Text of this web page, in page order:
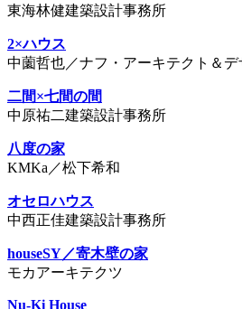
東海林健建築設計事務所
2×ハウス
中薗哲也／ナフ・アーキテクト＆
二間×七間の間
中原祐二建築設計事務所
八度の家
KMKa／松下希和
オセロハウス
中西正佳建築設計事務所
houseSY／寄木壁の家
モカアーキテクツ
Nu-Ki House